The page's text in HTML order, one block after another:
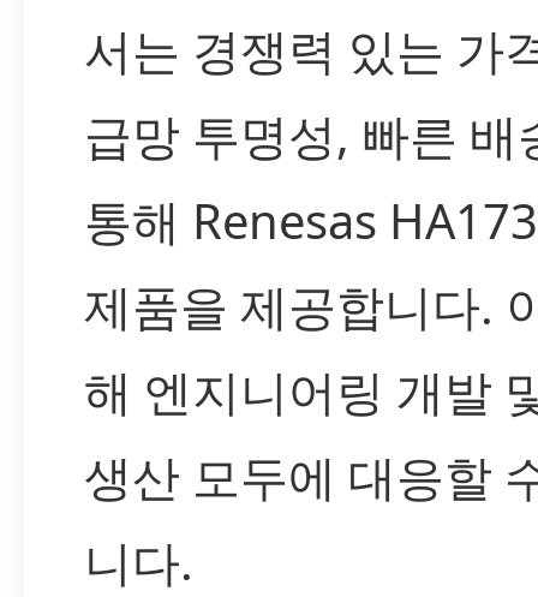
서는 경쟁력 있는 가
급망 투명성, 빠른 배
통해 Renesas
제품을 제공합니다.
해 엔지니어링 개발
생산 모두에 대응할
니다.